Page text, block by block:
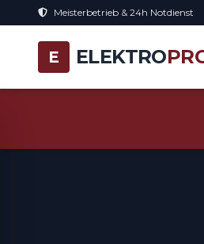
Meisterbetrieb & 24h Notdienst
E ELEKTRO